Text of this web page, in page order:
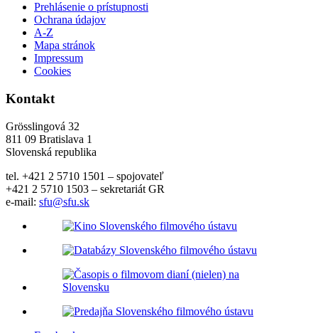
Prehlásenie o prístupnosti
Ochrana údajov
A-Z
Mapa stránok
Impressum
Cookies
Kontakt
Grösslingová 32
811 09 Bratislava 1
Slovenská republika
tel. +421 2 5710 1501 – spojovateľ
+421 2 5710 1503 – sekretariát GR
e-mail: sfu@sfu.sk